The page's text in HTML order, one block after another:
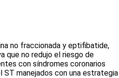
no fraccionada y eptifibatide,
que no redujo el riesgo de
con síndromes coronarios
ST manejados con una estrategia